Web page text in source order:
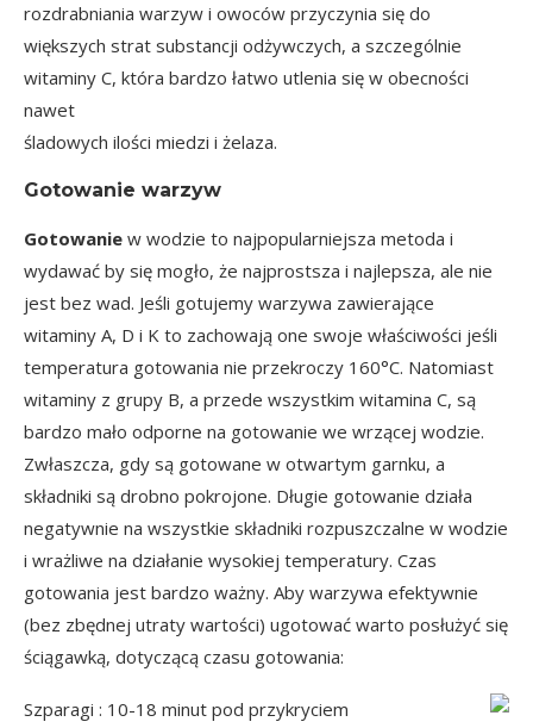
rozdrabniania warzyw i owoców przyczynia się do
większych strat substancji odżywczych, a szczególnie
witaminy C, która bardzo łatwo utlenia się w obecności
nawet
śladowych ilości miedzi i żelaza.
Gotowanie warzyw
Gotowanie w wodzie to najpopularniejsza metoda i
wydawać by się mogło, że najprostsza i najlepsza, ale nie
jest bez wad. Jeśli gotujemy warzywa zawierające
witaminy A, D i K to zachowają one swoje właściwości jeśli
temperatura gotowania nie przekroczy 160°C. Natomiast
witaminy z grupy B, a przede wszystkim witamina C, są
bardzo mało odporne na gotowanie we wrzącej wodzie.
Zwłaszcza, gdy są gotowane w otwartym garnku, a
składniki są drobno pokrojone. Długie gotowanie działa
negatywnie na wszystkie składniki rozpuszczalne w wodzie
i wrażliwe na działanie wysokiej temperatury. Czas
gotowania jest bardzo ważny. Aby warzywa efektywnie
(bez zbędnej utraty wartości) ugotować warto posłużyć się
ściągawką, dotyczącą czasu gotowania:
Szparagi : 10-18 minut pod przykryciem